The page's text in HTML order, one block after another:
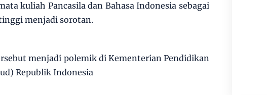
kuliah Pancasila dan Bahasa Indonesia sebagai
menjadi sorotan.
menjadi polemik di Kementerian Pendidikan
Republik Indonesia